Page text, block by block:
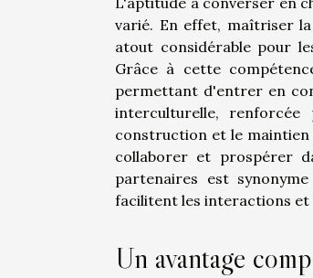
varié. En effet, maîtriser la
atout considérable pour
Grâce à cette
permettant d'entrer en
interculturelle,
construction et le maintien
collaborer et prospérer
partenaires est
facilitent les interactions et
Un avantage